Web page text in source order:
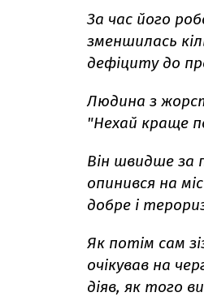
За час його
зменшилась
дефіциту до
Людина з
"Нехай краще
Він швидше за
опинився на
добре і
Як потім сам
очікував на
діяв, як того